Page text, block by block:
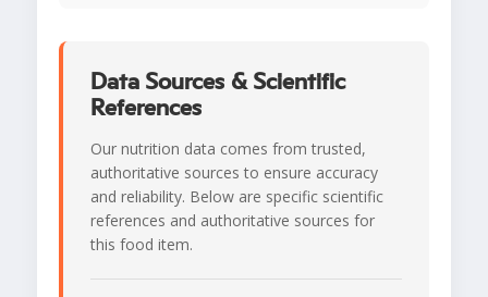
Data Sources & Scientific
References
Our nutrition data comes from trusted,
authoritative sources to ensure accuracy
and reliability. Below are specific scientific
references and authoritative sources for
this food item.